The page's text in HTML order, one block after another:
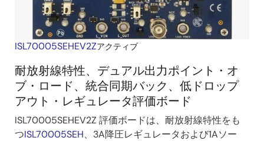
ISL70005SEHEV2Zアクティブ
耐放射線特性、デュアル出力ポイント・オ
ブ・ロード、統合同期バック、低ドロップ
アウト・レギュレータ評価ボード
ISL70005SEHEV2Z 評価ボードは、耐放射線特性をも
つISL70005SEH、3A降圧レギュレータおよび1Aソー